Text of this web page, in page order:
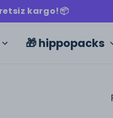
kargo!📦
🎁 hippopacks